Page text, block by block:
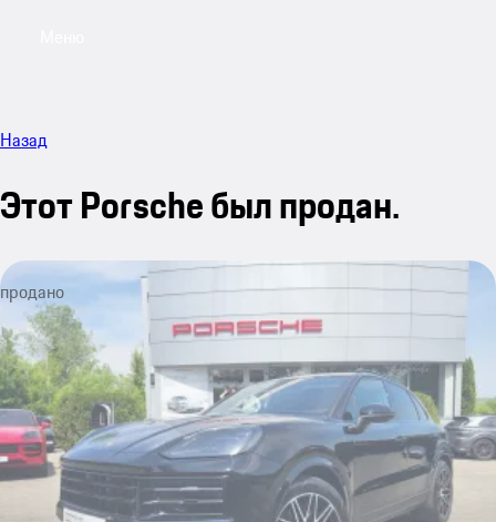
Назад
Этот Porsche был продан.
продано